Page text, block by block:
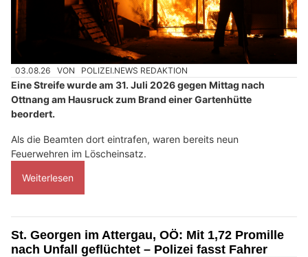
03.08.26 VON POLIZEI.NEWS REDAKTION
Eine Streife wurde am 31. Juli 2026 gegen Mittag nach
Ottnang am Hausruck zum Brand einer Gartenhütte
beordert.
Als die Beamten dort eintrafen, waren bereits neun
Feuerwehren im Löscheinsatz.
Weiterlesen
St. Georgen im Attergau, OÖ: Mit 1,72 Promille
nach Unfall geflüchtet – Polizei fasst Fahrer